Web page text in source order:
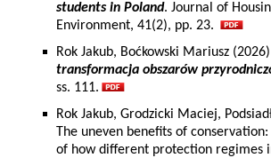
students in Poland. Journal of
Environment, 41(2), pp. 23.
Rok Jakub, Boćkowski Mariusz (2026)
transformacja obszarów
ss. 111.
Rok Jakub, Grodzicki Maciej,
The uneven benefits of
of how different protection regimes